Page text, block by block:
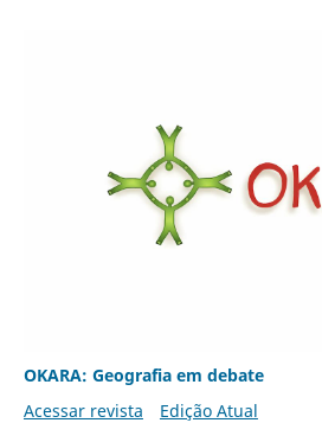
OKARA: Geografia em debate
Acessar revista
Edição Atual